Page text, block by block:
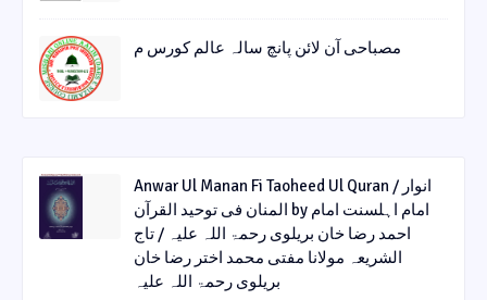
مصباحی آن لائن پانچ سالہ عالم کورس م
Anwar Ul Manan Fi Taoheed Ul Quran / انوار
المنان فی توحید القرآن by امام اہلسنت امام
احمد رضا خان بریلوی رحمۃ اللہ علیہ / تاج
الشریعہ مولانا مفتی محمد اختر رضا خان
بریلوی رحمۃ اللہ علیہ